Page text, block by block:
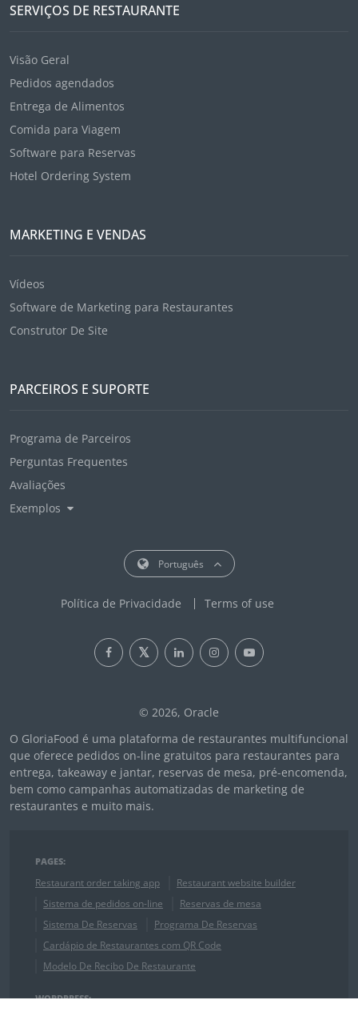
SERVIÇOS DE RESTAURANTE
Visão Geral
Pedidos agendados
Entrega de Alimentos
Comida para Viagem
Software para Reservas
Hotel Ordering System
MARKETING E VENDAS
Vídeos
Software de Marketing para Restaurantes
Construtor De Site
PARCEIROS E SUPORTE
Programa de Parceiros
Perguntas Frequentes
Avaliações
Exemplos
Português
Política de Privacidade Terms of use
© 2026, Oracle
O GloriaFood é uma plataforma de restaurantes multifuncional
que oferece pedidos on-line gratuitos para restaurantes para
entrega, takeaway e jantar, reservas de mesa, pré-encomenda,
bem como campanhas automatizadas de marketing de
restaurantes e muito mais.
PAGES:
Restaurant order taking app
Restaurant website builder
Sistema de pedidos on-line
Reservas de mesa
Sistema De Reservas
Programa De Reservas
Cardápio de Restaurantes com QR Code
Modelo De Recibo De Restaurante
WORDPRESS: